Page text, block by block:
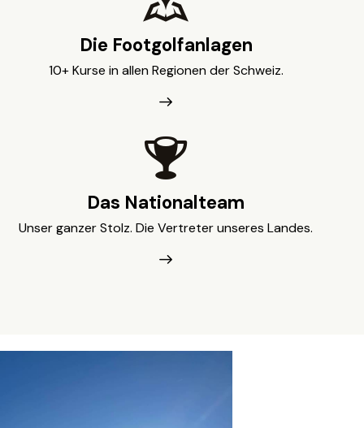
Die Footgolfanlagen
10+ Kurse in allen Regionen der Schweiz.
Das Nationalteam
Unser ganzer Stolz. Die Vertreter unseres Landes.